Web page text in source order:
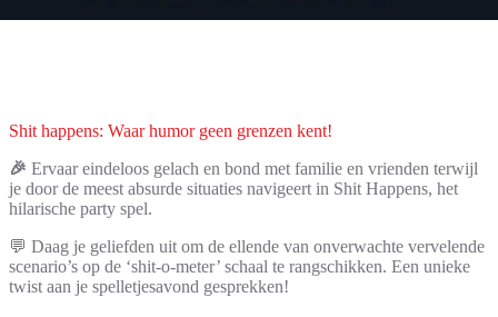
Shit happens: Waar humor geen grenzen kent!
🎉 Ervaar eindeloos gelach en bond met familie en vrienden terwijl
je door de meest absurde situaties navigeert in Shit Happens, het
hilarische party spel.
💬 Daag je geliefden uit om de ellende van onverwachte vervelende
scenario’s op de ‘shit-o-meter’ schaal te rangschikken. Een unieke
twist aan je spelletjesavond gesprekken!